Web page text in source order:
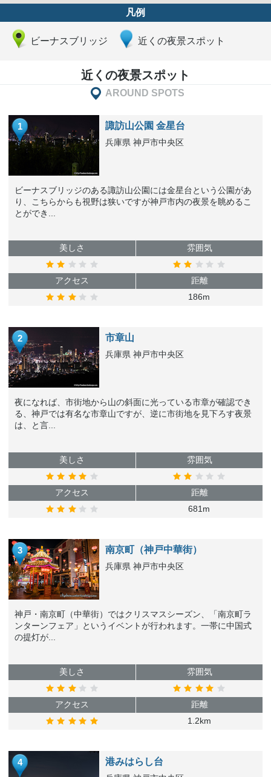
凡例
ビーナスブリッジ 近くの夜景スポット
近くの夜景スポット
AROUND SPOTS
1 諏訪山公園 金星台
兵庫県 神戸市中央区
ビーナスブリッジのある諏訪山公園には金星台という公園があ
り、こちらからも視野は狭いですが神戸市内の夜景を眺めるこ
とができ...
美しさ 雰囲気
アクセス
距離
186m
2 市章山
兵庫県 神戸市中央区
夜になれば、市街地から山の斜面に光っている市章が確認でき
る、神戸では有名な市章山ですが、逆に市街地を見下ろす夜景
は、と言...
美しさ 雰囲気
アクセス
距離
681m
3 南京町（神戸中華街）
兵庫県 神戸市中央区
神戸・南京町（中華街）ではクリスマスシーズン、「南京町ラ
ンターンフェア」というイベントが行われます。一帯に中国式
の提灯が...
美しさ 雰囲気
アクセス
距離
1.2km
4 港みはらし台